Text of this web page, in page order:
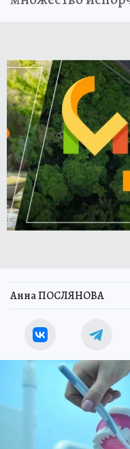
Анна ПОСЛЯНОВА